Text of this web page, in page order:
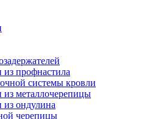
профнастила
системы кровли
металлочерепицы
ондулина
черепицы